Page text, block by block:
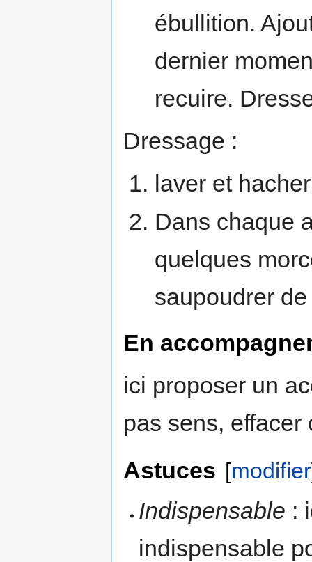
ébullition.
dernier
recuire.
Dressage :
laver et
Dans chaque
quelques
saupoudrer
En
ici proposer un
pas sens, effacer
Astuces [modifier
Indispensable :
indispensable